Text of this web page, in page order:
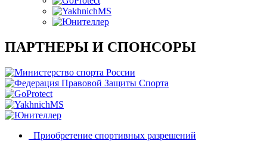
ПАРТНЕРЫ И СПОНСОРЫ
Приобретение спортивных разрешений